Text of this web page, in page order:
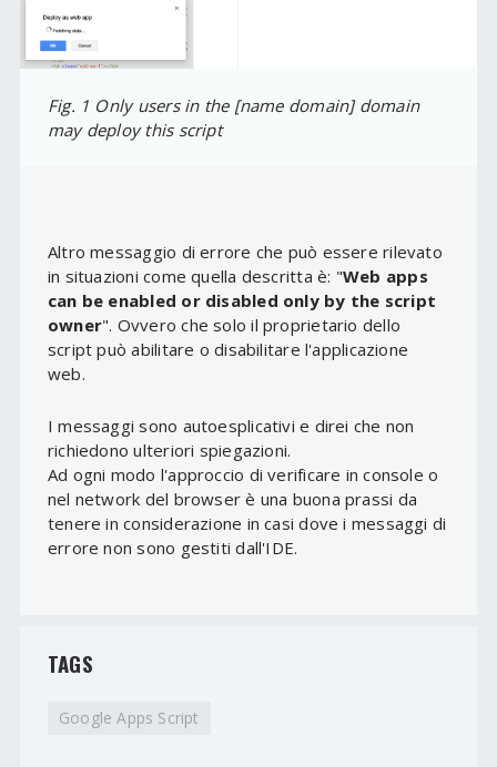
Fig. 1 Only users in the [name domain]domain
may deploy this script
Altro messaggio di errore che può essere rilevato
in situazioni come quella descritta è: "Web apps
can be enabled or disabled only by the script
owner". Ovvero che solo il proprietario dello
script può abilitare o disabilitare l'applicazione
web.
I messaggi sono autoesplicativi e direi che non
richiedono ulteriori spiegazioni.
Ad ogni modo l'approccio di verificare in console o
nel network del browser è una buona prassi da
tenere in considerazione in casi dove i messaggi di
errore non sono gestiti dall'IDE.
TAGS
Google Apps Script